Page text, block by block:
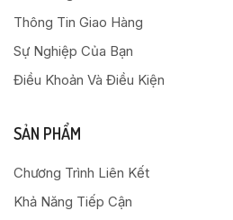
Thông Tin Giao Hàng
Sự Nghiệp Của Bạn
Điều Khoản Và Điều Kiện
SẢN PHẨM
Chương Trình Liên Kết
Khả Năng Tiếp Cận